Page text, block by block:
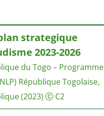
strategique
2023-2026
du Togo – Programme
République Togolaise,
(2023) C2